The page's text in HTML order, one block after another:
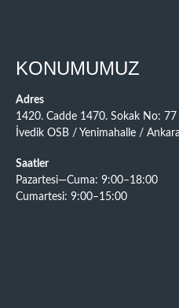
KONUMUMUZ
Adres
1420. Cadde 1470. Sokak No: 77
İvedik OSB / Yenimahalle / Ankara
Saatler
Pazartesi—Cuma: 9:00–18:00
Cumartesi: 9:00–15:00